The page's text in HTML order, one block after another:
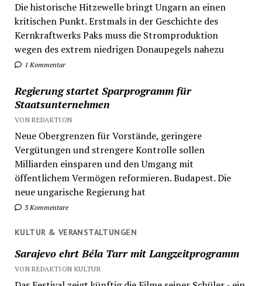
Die historische Hitzewelle bringt Ungarn an einen
kritischen Punkt. Erstmals in der Geschichte des
Kernkraftwerks Paks muss die Stromproduktion
wegen des extrem niedrigen Donaupegels nahezu
1 Kommentar
Regierung startet Sparprogramm für
Staatsunternehmen
VON REDAKTION
Neue Obergrenzen für Vorstände, geringere
Vergütungen und strengere Kontrolle sollen
Milliarden einsparen und den Umgang mit
öffentlichem Vermögen reformieren. Budapest. Die
neue ungarische Regierung hat
3 Kommentare
KULTUR & VERANSTALTUNGEN
Sarajevo ehrt Béla Tarr mit Langzeitprogramm
VON REDAKTION KULTUR